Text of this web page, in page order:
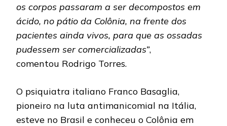
os corpos passaram a ser decompostos em
ácido, no pátio da Colônia, na frente dos
pacientes ainda vivos, para que as ossadas
pudessem ser comercializadas”,
comentou Rodrigo Torres.
O psiquiatra italiano Franco Basaglia,
pioneiro na luta antimanicomial na Itália,
esteve no Brasil e conheceu o Colônia em